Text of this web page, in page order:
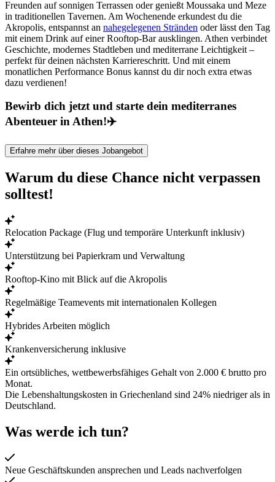
Freunden auf sonnigen Terrassen oder genießt Moussaka und Meze
in traditionellen Tavernen. Am Wochenende erkundest du die
Akropolis, entspannst an nahegelegenen Stränden oder lässt den Tag
mit einem Drink auf einer Rooftop-Bar ausklingen. Athen verbindet
Geschichte, modernes Stadtleben und mediterrane Leichtigkeit –
perfekt für deinen nächsten Karriereschritt. Und mit einem
monatlichen Performance Bonus kannst du dir noch extra etwas
dazu verdienen!
Bewirb dich jetzt und starte dein mediterranes
Abenteuer in Athen!✈️
Erfahre mehr über dieses Jobangebot
Warum du diese Chance nicht verpassen
solltest!
Relocation Package (Flug und temporäre Unterkunft inklusiv)
Unterstützung bei Papierkram und Verwaltung
Rooftop-Kino mit Blick auf die Akropolis
Regelmäßige Teamevents mit internationalen Kollegen
Hybrides Arbeiten möglich
Krankenversicherung inklusive
Ein ortsübliches, wettbewerbsfähiges Gehalt von 2.000 € brutto pro
Monat.
Die Lebenshaltungskosten in Griechenland sind 24% niedrigerals in
Deutschland.
Was werde ich tun?
Neue Geschäftskunden ansprechen und Leads nachverfolgen